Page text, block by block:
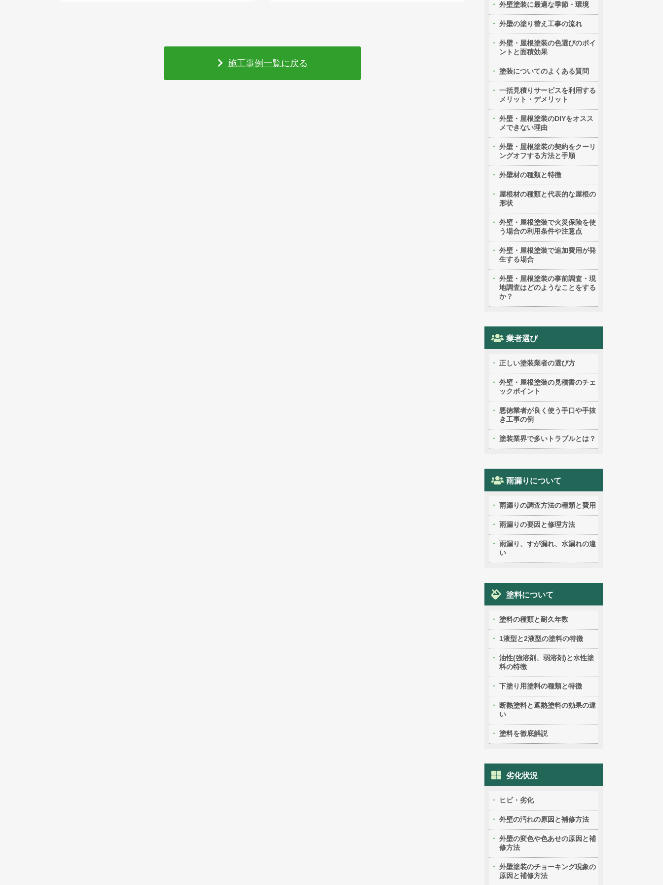
施工事例一覧に戻る
外壁塗装に最適な季節・環境
外壁の塗り替え工事の流れ
外壁・屋根塗装の色選びのポイ
ントと面積効果
塗装についてのよくある質問
一括見積りサービスを利用する
メリット・デメリット
外壁・屋根塗装のDIYをオスス
メできない理由
外壁・屋根塗装の契約をクーリ
ングオフする方法と手順
外壁材の種類と特徴
屋根材の種類と代表的な屋根の
形状
外壁・屋根塗装で火災保険を使
う場合の利用条件や注意点
外壁・屋根塗装で追加費用が発
生する場合
外壁・屋根塗装の事前調査・現
地調査はどのようなことをする
か？
業者選び
正しい塗装業者の選び方
外壁・屋根塗装の見積書のチェ
ックポイント
悪徳業者が良く使う手口や手抜
き工事の例
塗装業界で多いトラブルとは？
雨漏りについて
雨漏りの調査方法の種類と費用
雨漏りの要因と修理方法
雨漏り、すが漏れ、水漏れの違
い
塗料について
塗料の種類と耐久年数
1液型と2液型の塗料の特徴
油性(強溶剤、弱溶剤)と水性塗
料の特徴
下塗り用塗料の種類と特徴
断熱塗料と遮熱塗料の効果の違
い
塗料を徹底解説
劣化状況
ヒビ・劣化
外壁の汚れの原因と補修方法
外壁の変色や色あせの原因と補
修方法
外壁塗装のチョーキング現象の
原因と補修方法